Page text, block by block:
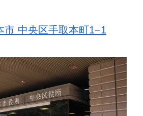
市 中央区手取本町1−1